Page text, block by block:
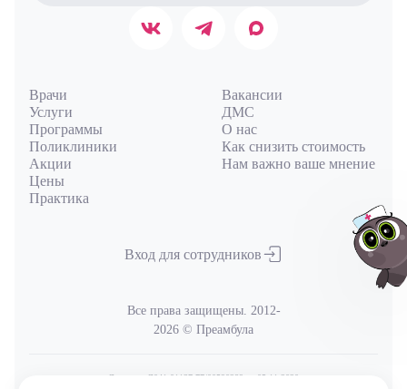
Врачи
Услуги
Программы
Поликлиники
Акции
Цены
Практика
Вакансии
ДМС
О нас
Как снизить стоимость
Нам важно ваше мнение
Вход для сотрудников
Все права защищены. 2012-
2026 © Преамбула
Лицензия Л041-01137-77/00590289 от 05.11.2020